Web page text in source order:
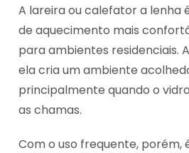
A lareira ou calefator a lenha
de aquecimento mais
para ambientes residenciais.
ela cria um ambiente
principalmente quando o
as chamas.
Com o uso frequente, porém,